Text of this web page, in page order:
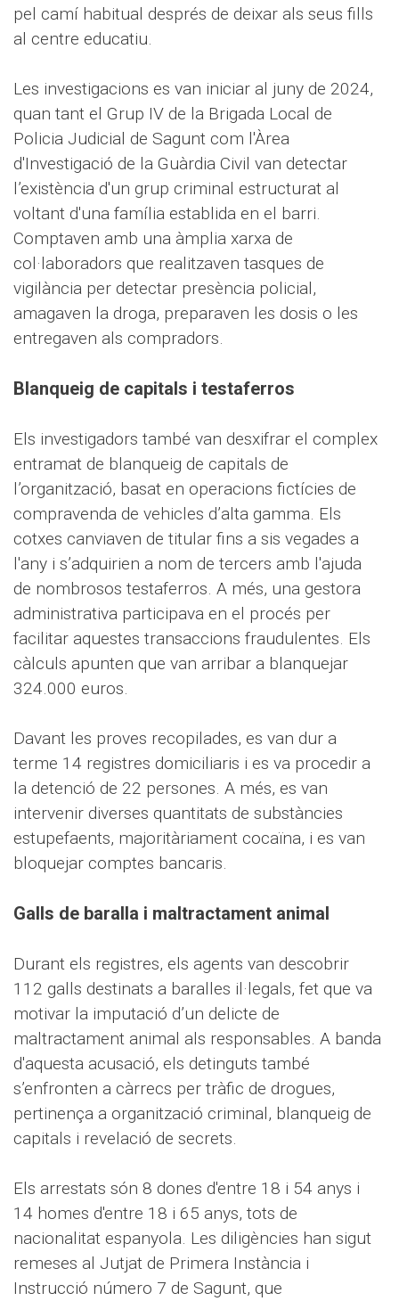
pel camí habitual després de deixar als seus fills
al centre educatiu.
Les investigacions es van iniciar al juny de 2024,
quan tant el Grup IV de la Brigada Local de
Policia Judicial de Sagunt com l'Àrea
d'Investigació de la Guàrdia Civil van detectar
l’existència d'un grup criminal estructurat al
voltant d'una família establida en el barri.
Comptaven amb una àmplia xarxa de
col·laboradors que realitzaven tasques de
vigilància per detectar presència policial,
amagaven la droga, preparaven les dosis o les
entregaven als compradors.
Blanqueig de capitals i testaferros
Els investigadors també van desxifrar el complex
entramat de blanqueig de capitals de
l’organització, basat en operacions fictícies de
compravenda de vehicles d’alta gamma. Els
cotxes canviaven de titular fins a sis vegades a
l'any i s’adquirien a nom de tercers amb l'ajuda
de nombrosos testaferros. A més, una gestora
administrativa participava en el procés per
facilitar aquestes transaccions fraudulentes. Els
càlculs apunten que van arribar a blanquejar
324.000 euros.
Davant les proves recopilades, es van dur a
terme 14 registres domiciliaris i es va procedir a
la detenció de 22 persones. A més, es van
intervenir diverses quantitats de substàncies
estupefaents, majoritàriament cocaïna, i es van
bloquejar comptes bancaris.
Galls de baralla i maltractament animal
Durant els registres, els agents van descobrir
112 galls destinats a baralles il·legals, fet que va
motivar la imputació d’un delicte de
maltractament animal als responsables. A banda
d'aquesta acusació, els detinguts també
s’enfronten a càrrecs per tràfic de drogues,
pertinença a organització criminal, blanqueig de
capitals i revelació de secrets.
Els arrestats són 8 dones d'entre 18 i 54 anys i
14 homes d'entre 18 i 65 anys, tots de
nacionalitat espanyola. Les diligències han sigut
remeses al Jutjat de Primera Instància i
Instrucció número 7 de Sagunt, que